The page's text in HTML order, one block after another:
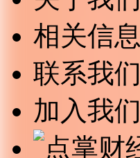
相关信息
联系我们
加入我们